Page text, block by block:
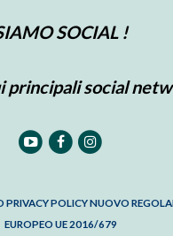
SOCIAL !
principali social
PRIVACY POLICY NUOVO
EUROPEO UE 2016/679